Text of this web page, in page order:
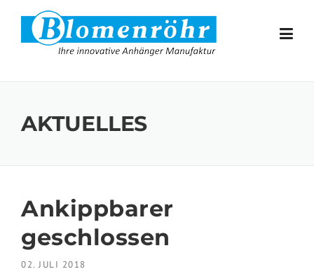
Skip to content
AKTUELLES
Ankippbarer
geschlossen
02. JULI 2018